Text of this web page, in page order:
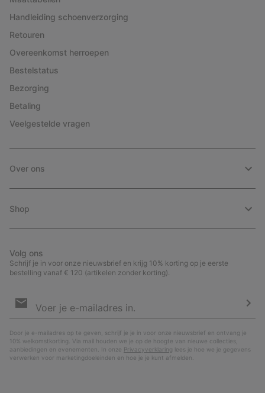
Handleiding schoenverzorging
Retouren
Overeenkomst herroepen
Bestelstatus
Bezorging
Betaling
Veelgestelde vragen
Over ons
Shop
Volg ons
Schrijf je in voor onze nieuwsbrief en krijg 10% korting op je eerste
bestelling vanaf € 120 (artikelen zonder korting).
voor
Door je e-mailadres op te geven, schrijf je je in voor onze nieuwsbrief en ontvang je
10% welkomstkorting. Via mail houden we je op de hoogte van nieuwe collecties,
aanbiedingen en evenementen. In onze Privacyverklaring lees je hoe we je gegevens
verwerken voor marketingdoeleinden en hoe je je kunt afmelden.